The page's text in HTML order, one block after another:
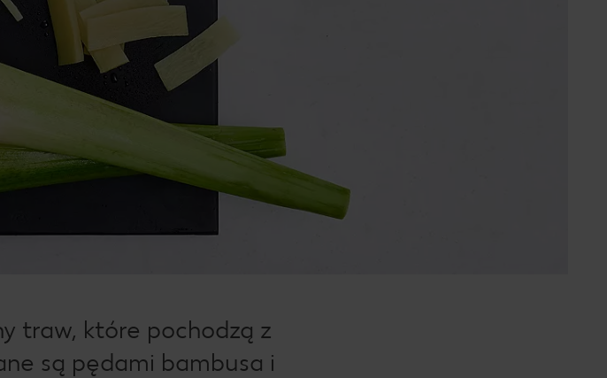
traw, które pochodzą z
są pędami bambusa i